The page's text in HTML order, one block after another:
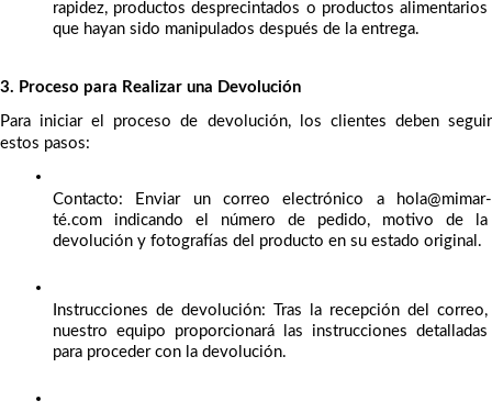
rapidez, productos desprecintados o productos alimentarios
que hayan sido manipulados después de la entrega.
3. Proceso para Realizar una Devolución
Para iniciar el proceso de devolución, los clientes deben seguir
estos pasos:
Contacto: Enviar un correo electrónico a hola@mimar-
té.com indicando el número de pedido, motivo de la
devolución y fotografías del producto en su estado original.
Instrucciones de devolución: Tras la recepción del correo,
nuestro equipo proporcionará las instrucciones detalladas
para proceder con la devolución.